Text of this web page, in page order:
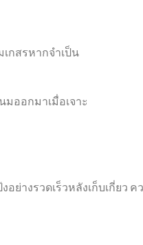
กสรหากจำเป็น
ออกมาเมื่อเจาะ
ย่างรวดเร็วหลังเก็บเกี่ยว ค